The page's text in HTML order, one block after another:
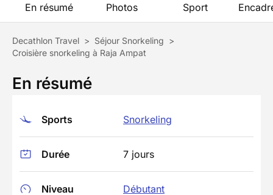
En résumé Photos Sport
Decathlon Travel > Séjour Snorkeling >
Croisière snorkeling à Raja Ampat
En résumé
Sports Snorkeling
Durée 7 jours
Niveau Débutant